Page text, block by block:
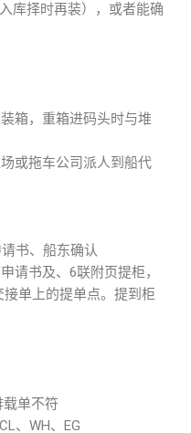
库择时再装），或者能确
箱，重箱进码头时与堆
或拖车公司派人到船代
书、船东确认
请书及、6联附页提柜，
单上的提单点。提到柜
载单不符
、WH、EG